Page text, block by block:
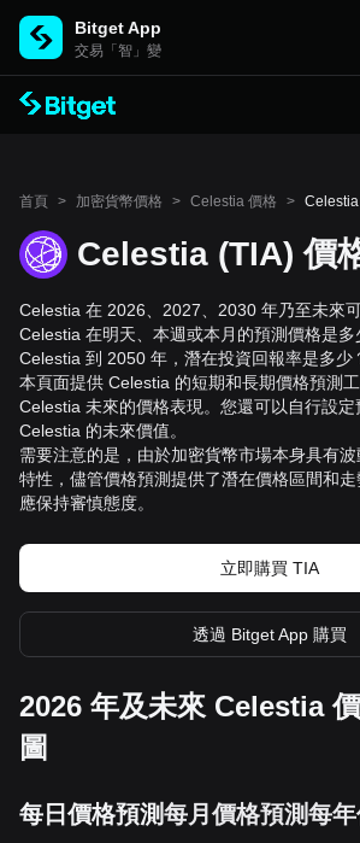
Bitget App
交易「智」變
首頁 > 加密貨幣價格 > Celestia 價格 > Celestia
Celestia (TIA) 價
Celestia 在 2026、2027、2030 年乃至未來
Celestia 在明天、本週或本月的預測價格是
Celestia 到 2050 年，潛在投資回報率是多少
本頁面提供 Celestia 的短期和長期價格預測
Celestia 未來的價格表現。您還可以自行設
Celestia 的未來價值。
需要注意的是，由於加密貨幣市場本身具有
特性，儘管價格預測提供了潛在價格區間和
應保持審慎態度。
立即購買 TIA
透過 Bitget App 購買
2026 年及未來 Celestia
圖
每日價格預測每月價格預測每